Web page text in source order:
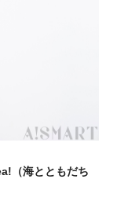
（海とともだち